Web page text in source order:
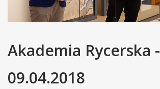
Akademia Rycerska -
09.04.2018